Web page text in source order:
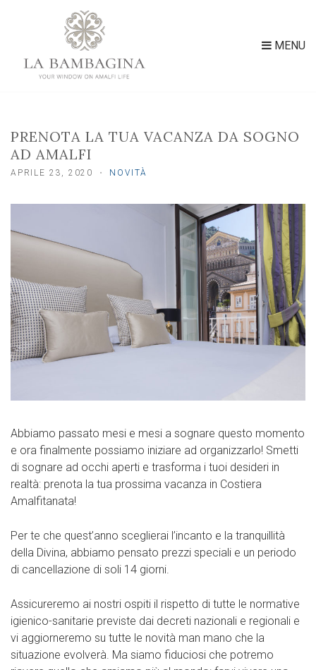
MENU
PRENOTA LA TUA VACANZA DA SOGNO
AD AMALFI
APRILE 23, 2020 NOVITÀ
Abbiamo passato mesi e mesi a sognare questo momento
e ora finalmente possiamo iniziare ad organizzarlo! Smetti
di sognare ad occhi aperti e trasforma i tuoi desideri in
realtà: prenota la tua prossima vacanza in Costiera
Amalfitanata!
Per te che quest’anno sceglierai l’incanto e la tranquillità
della Divina, abbiamo pensato prezzi speciali e un periodo
di cancellazione di soli 14 giorni.
Assicureremo ai nostri ospiti il rispetto di tutte le normative
igienico-sanitarie previste dai decreti nazionali e regionali e
vi aggiorneremo su tutte le novità man mano che la
situazione evolverà. Ma siamo fiduciosi che potremo